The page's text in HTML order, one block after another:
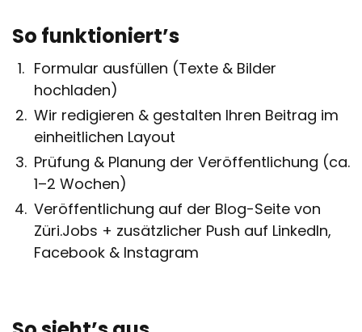
So funktioniert’s
Formular ausfüllen (Texte & Bilder
hochladen)
Wir redigieren & gestalten Ihren Beitrag im
einheitlichen Layout
Prüfung & Planung der Veröffentlichung (ca.
1–2 Wochen)
Veröffentlichung auf der Blog-Seite von
Züri.Jobs + zusätzlicher Push auf LinkedIn,
Facebook & Instagram